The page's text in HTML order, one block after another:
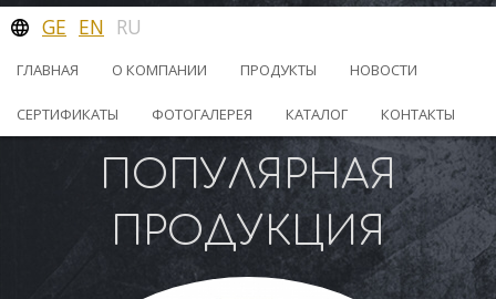
GE EN RU
ГЛАВНАЯ О КОМПАНИИ ПРОДУКТЫ НОВОСТИ
СЕРТИФИКАТЫ ФОТОГАЛЕРЕЯ КАТАЛОГ КОНТАКТЫ
ПОПУЛЯРНАЯ
ПРОДУКЦИЯ